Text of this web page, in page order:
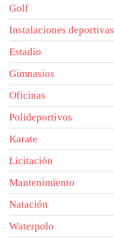
Golf
Instalaciones deportivas
Estadio
Gimnasios
Oficinas
Polideportivos
Karate
Licitación
Mantenimiento
Natación
Waterpolo